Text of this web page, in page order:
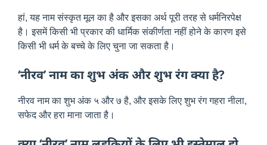
हां, यह नाम संस्कृत मूल का है और इसका अर्थ पूरी तरह से धर्मनिरपेक्ष
है। इसमें किसी भी प्रकार की धार्मिक संकीर्णता नहीं होने के कारण इसे
किसी भी धर्म के बच्चे के लिए चुना जा सकता है।
‘नीरव’ नाम का शुभ अंक और शुभ रंग क्या है?
नीरव नाम का शुभ अंक ५ और ७ है, और इसके लिए शुभ रंग गहरा नीला,
सफेद और हरा माना जाता है।